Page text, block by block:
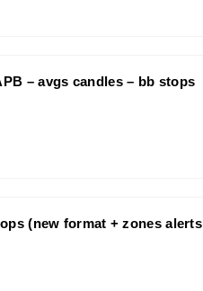
– avgs candles – bb stops
(new format + zones alerts